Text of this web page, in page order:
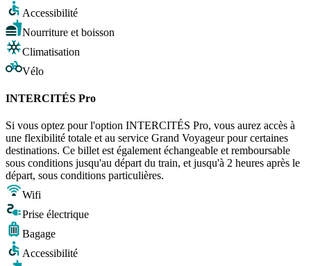
Accessibilité
Nourriture et boisson
Climatisation
Vélo
INTERCITÉS Pro
Si vous optez pour l'option INTERCITÉS Pro, vous aurez accès à
une flexibilité totale et au service Grand Voyageur pour certaines
destinations. Ce billet est également échangeable et remboursable
sous conditions jusqu'au départ du train, et jusqu'à 2 heures après le
départ, sous conditions particulières.
Wifi
Prise électrique
Bagage
Accessibilité